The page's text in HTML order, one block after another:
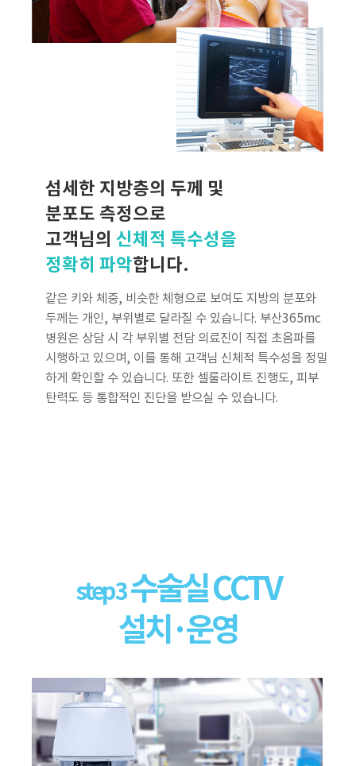
섬세한 지방층의 두께 및
분포도 측정으로
고객님의신체적 특수성을
정확히 파악합니다.
같은 키와 체중, 비슷한 체형으로 보여도 지방의 분포와
두께는 개인, 부위별로 달라질 수 있습니다. 부산365mc
병원은 상담 시 각 부위별 전담 의료진이 직접 초음파를
시행하고 있으며, 이를 통해 고객님 신체적 특수성을 정밀
하게 확인할 수 있습니다. 또한 셀룰라이트 진행도, 피부
탄력도 등 통합적인 진단을 받으실 수 있습니다.
step 3수술실 CCTV
설치·운영